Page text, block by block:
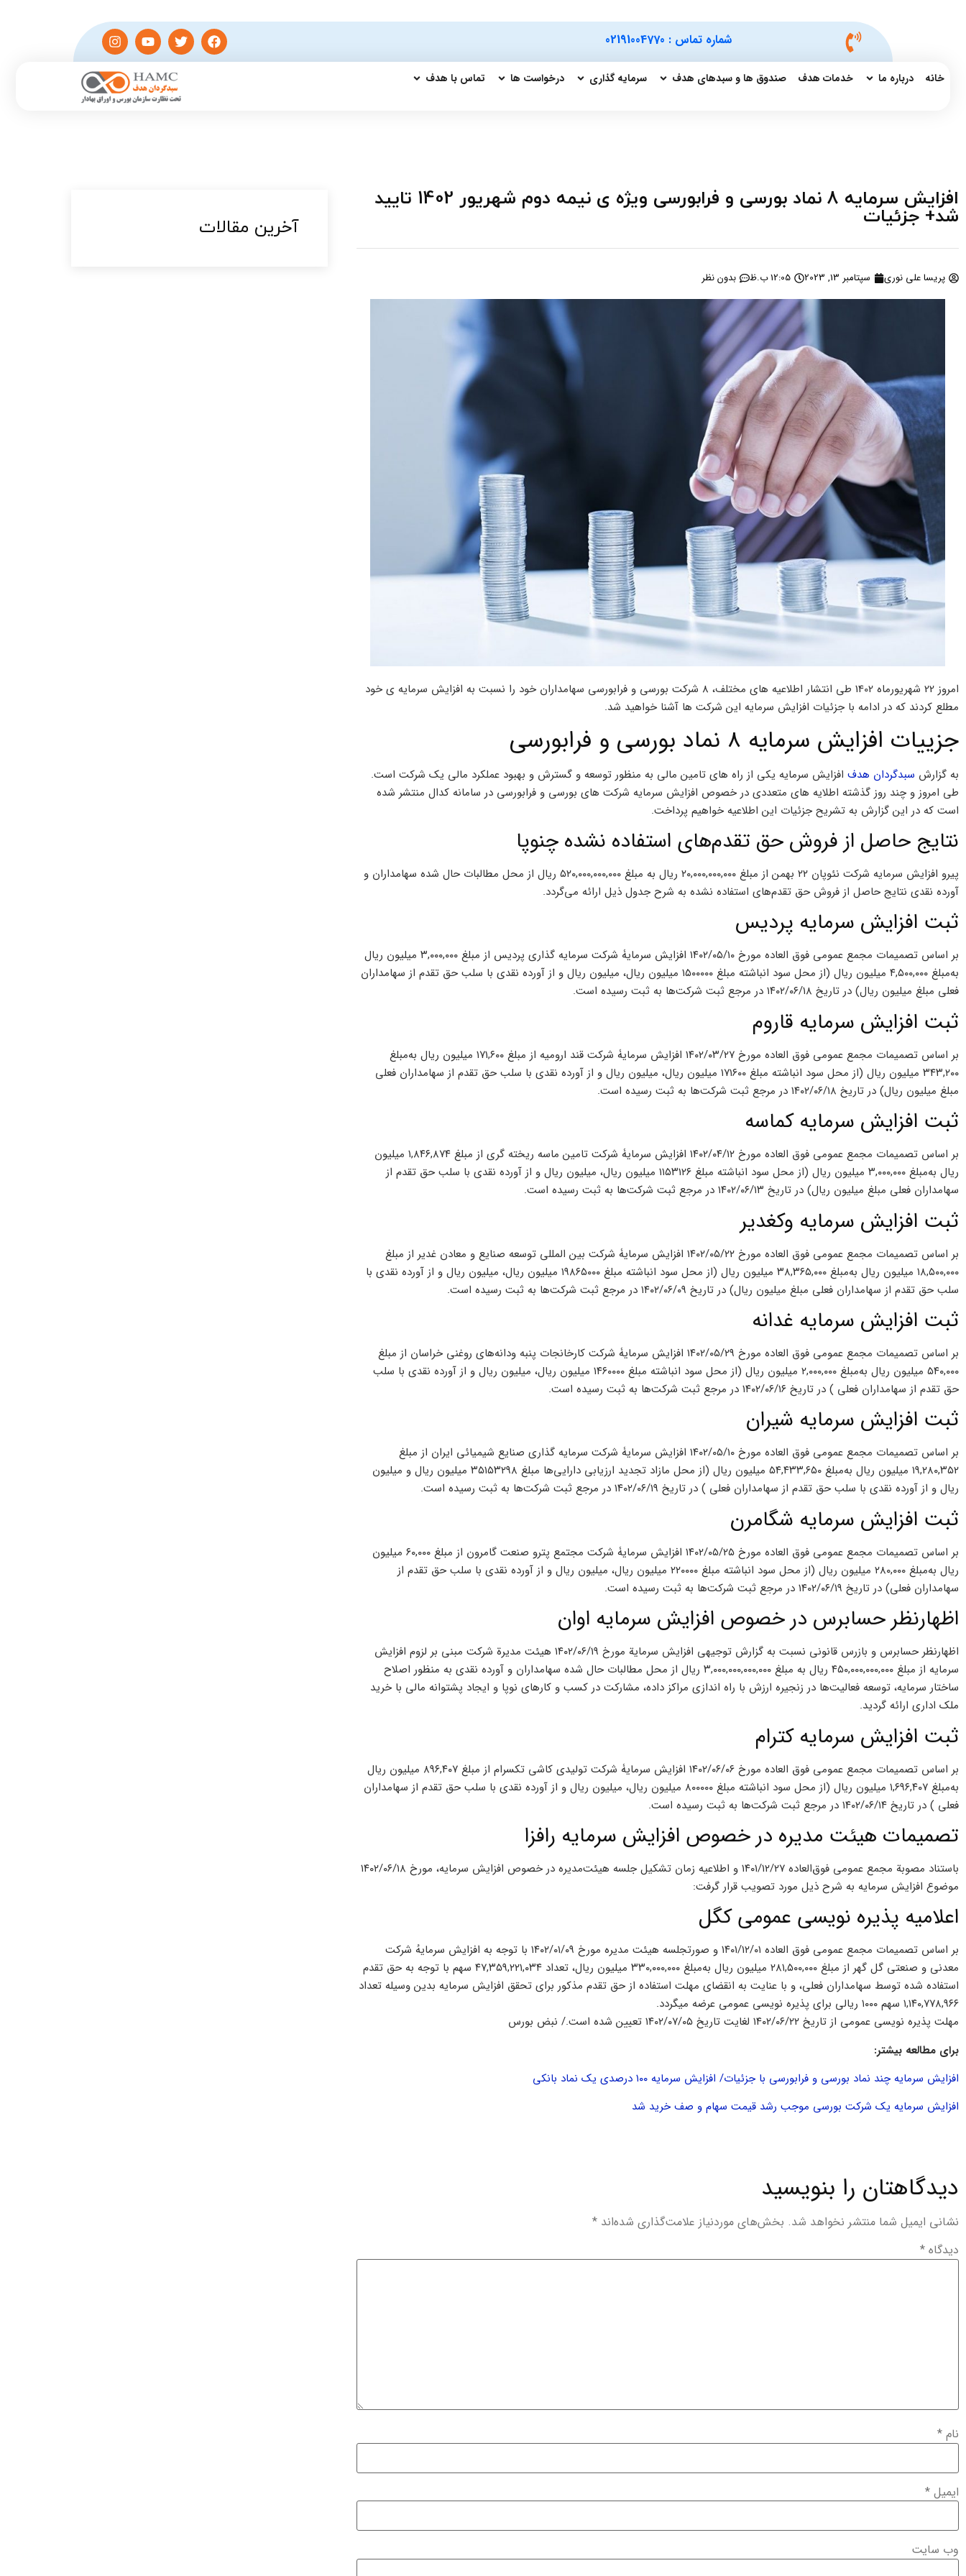
شماره تماس : 02191004770
خانه درباره ما خدمات هدف صندوق ها و سبدهای هدف سرمایه گذاری درخواست ها تماس با هدف
افزایش سرمایه 8 نماد بورسی و فرابورسی ویژه ی نیمه دوم شهریور 1402 تایید
شد+ جزئیات
پریسا علی نوری سپتامبر 13, 2023 12:05 ب.ظ بدون نظر
امروز 22 شهریورماه 1402 طی انتشار اطلاعیه های مختلف، 8 شرکت بورسی و فرابورسی سهامداران خود را نسبت به افزایش سرمایه ی خود
مطلع کردند که در ادامه با جزئیات افزایش سرمایه این شرکت ها آشنا خواهید شد.
جزییات افزایش سرمایه 8 نماد بورسی و فرابورسی
به گزارش سبدگردان هدف افزایش سرمایه یکی از راه‌ های تامین مالی به منظور توسعه و گسترش و بهبود عملکرد مالی یک شرکت است.
طی امروز و چند روز گذشته اطلایه های متعددی در خصوص افزایش سرمایه شرکت های بورسی و فرابورسی در سامانه کدال منتشر شده
است که در این گزارش به تشریح جزئیات این اطلاعیه خواهیم پرداخت.
نتایج حاصل از فروش حق تقدم‌های استفاده نشده چنوپا
پیرو افزایش سرمایه شرکت نئوپان ۲۲ بهمن از مبلغ ۲۰,۰۰۰,۰۰۰,۰۰۰ ریال به مبلغ ۵۲۰,۰۰۰,۰۰۰,۰۰۰ ریال از محل مطالبات حال شده سهامداران و
آورده نقدی نتایج حاصل از فروش حق تقدم‌های استفاده نشده به شرح جدول ذیل ارائه می‌گردد.
ثبت افزایش سرمایه پردیس
بر اساس تصمیمات مجمع عمومی فوق العاده مورخ ۱۴۰۲/۰۵/۱۰ افزایش سرمایۀ شرکت سرمایه گذاری پردیس از مبلغ ۳,۰۰۰,۰۰۰ میلیون ریال
به‌مبلغ ۴,۵۰۰,۰۰۰ میلیون ریال (از محل سود انباشته مبلغ ۱۵۰۰۰۰۰ میلیون ریال، میلیون ریال و از آورده نقدی با سلب حق تقدم از سهامداران
فعلی مبلغ میلیون ریال) در تاریخ ۱۴۰۲/۰۶/۱۸ در مرجع ثبت شرکت‌ها به ثبت رسیده است.
ثبت افزایش سرمایه قاروم
بر اساس تصمیمات مجمع عمومی فوق العاده مورخ ۱۴۰۲/۰۳/۲۷ افزایش سرمایۀ شرکت قند ارومیه از مبلغ ۱۷۱,۶۰۰ میلیون ریال به‌مبلغ
۳۴۳,۲۰۰ میلیون ریال (از محل سود انباشته مبلغ ۱۷۱۶۰۰ میلیون ریال، میلیون ریال و از آورده نقدی با سلب حق تقدم از سهامداران فعلی
مبلغ میلیون ریال) در تاریخ ۱۴۰۲/۰۶/۱۸ در مرجع ثبت شرکت‌ها به ثبت رسیده است.
ثبت افزایش سرمایه کماسه
بر اساس تصمیمات مجمع عمومی فوق العاده مورخ ۱۴۰۲/۰۴/۱۲ افزایش سرمایۀ شرکت تامین ماسه ریخته گری از مبلغ ۱,۸۴۶,۸۷۴ میلیون
ریال به‌مبلغ ۳,۰۰۰,۰۰۰ میلیون ریال (از محل سود انباشته مبلغ ۱۱۵۳۱۲۶ میلیون ریال، میلیون ریال و از آورده نقدی با سلب حق تقدم از
سهامداران فعلی مبلغ میلیون ریال) در تاریخ ۱۴۰۲/۰۶/۱۳ در مرجع ثبت شرکت‌ها به ثبت رسیده است.
ثبت افزایش سرمایه وکغدیر
بر اساس تصمیمات مجمع عمومی فوق العاده مورخ ۱۴۰۲/۰۵/۲۲ افزایش سرمایۀ شرکت بین المللی توسعه صنایع و معادن غدیر از مبلغ
۱۸,۵۰۰,۰۰۰ میلیون ریال به‌مبلغ ۳۸,۳۶۵,۰۰۰ میلیون ریال (از محل سود انباشته مبلغ ۱۹۸۶۵۰۰۰ میلیون ریال، میلیون ریال و از آورده نقدی با
سلب حق تقدم از سهامداران فعلی مبلغ میلیون ریال) در تاریخ ۱۴۰۲/۰۶/۰۹ در مرجع ثبت شرکت‌ها به ثبت رسیده است.
ثبت افزایش سرمایه غدانه
بر اساس تصمیمات مجمع عمومی فوق العاده مورخ ۱۴۰۲/۰۵/۲۹ افزایش سرمایۀ شرکت کارخانجات پنبه ودانه‌های روغنی خراسان از مبلغ
۵۴۰,۰۰۰ میلیون ریال به‌مبلغ ۲,۰۰۰,۰۰۰ میلیون ریال (از محل سود انباشته مبلغ ۱۴۶۰۰۰۰ میلیون ریال، میلیون ریال و از آورده نقدی با سلب
حق تقدم از سهامداران فعلی ) در تاریخ ۱۴۰۲/۰۶/۱۶ در مرجع ثبت شرکت‌ها به ثبت رسیده است.
ثبت افزایش سرمایه شیران
بر اساس تصمیمات مجمع عمومی فوق العاده مورخ ۱۴۰۲/۰۵/۱۰ افزایش سرمایۀ شرکت سرمایه گذاری صنایع شیمیائی ایران از مبلغ
۱۹,۲۸۰,۳۵۲ میلیون ریال به‌مبلغ ۵۴,۴۳۳,۶۵۰ میلیون ریال (از محل مازاد تجدید ارزیابی دارایی‌ها مبلغ ۳۵۱۵۳۲۹۸ میلیون ریال و میلیون
ریال و از آورده نقدی با سلب حق تقدم از سهامداران فعلی ) در تاریخ ۱۴۰۲/۰۶/۱۹ در مرجع ثبت شرکت‌ها به ثبت رسیده است.
ثبت افزایش سرمایه شگامرن
بر اساس تصمیمات مجمع عمومی فوق العاده مورخ ۱۴۰۲/۰۵/۲۵ افزایش سرمایۀ شرکت مجتمع پترو صنعت گامرون از مبلغ ۶۰,۰۰۰ میلیون
ریال به‌مبلغ ۲۸۰,۰۰۰ میلیون ریال (از محل سود انباشته مبلغ ۲۲۰۰۰۰ میلیون ریال، میلیون ریال و از آورده نقدی با سلب حق تقدم از
سهامداران فعلی) در تاریخ ۱۴۰۲/۰۶/۱۹ در مرجع ثبت شرکت‌ها به ثبت رسیده است.
اظهارنظر حسابرس در خصوص افزایش سرمایه اوان
اظهارنظر حسابرس و بازرس قانونی نسبت به گزارش توجیهی افزایش سرمایة مورخ ۱۴۰۲/۰۶/۱۹ هیئت مدیرة شرکت مبنی بر لزوم افزایش
سرمایه از مبلغ ۴۵۰,۰۰۰,۰۰۰,۰۰۰ ریال به مبلغ ۳,۰۰۰,۰۰۰,۰۰۰,۰۰۰ ریال از محل مطالبات حال شده سهامداران و آورده نقدی به منظور اصلاح
ساختار سرمایه، توسعه فعالیت‌ها در زنجیره ارزش با راه اندازی مراکز داده، مشارکت در کسب و کار‌های نوپا و ایجاد پشتوانه مالی با خرید
ملک اداری ارائه گردید.
ثبت افزایش سرمایه کترام
بر اساس تصمیمات مجمع عمومی فوق العاده مورخ ۱۴۰۲/۰۶/۰۶ افزایش سرمایۀ شرکت تولیدی کاشی تکسرام از مبلغ ۸۹۶,۴۰۷ میلیون ریال
به‌مبلغ ۱,۶۹۶,۴۰۷ میلیون ریال (از محل سود انباشته مبلغ ۸۰۰۰۰۰ میلیون ریال، میلیون ریال و از آورده نقدی با سلب حق تقدم از سهامداران
فعلی ) در تاریخ ۱۴۰۲/۰۶/۱۴ در مرجع ثبت شرکت‌ها به ثبت رسیده است.
تصمیمات هیئت‌ مدیره در خصوص افزایش سرمایه رافزا
باستناد مصوبة مجمع عمومی فوق‌العاده ۱۴۰۱/۱۲/۲۷ و اطلاعیه زمان تشکیل جلسه هیئت‌مدیره در خصوص افزایش سرمایه، مورخ ۱۴۰۲/۰۶/۱۸
موضوع افزایش سرمایه به شرح ذیل مورد تصویب قرار گرفت:
اعلامیه پذیره نویسی عمومی کگل
بر اساس تصمیمات مجمع عمومی فوق العاده ۱۴۰۱/۱۲/۰۱ و صورتجلسه هیئت مدیره مورخ ۱۴۰۲/۰۱/۰۹ با توجه به افزایش سرمایهُ شرکت
معدنی و صنعتی گل گهر از مبلغ ۲۸۱,۵۰۰,۰۰۰ میلیون ریال به‌مبلغ ۳۳۰,۰۰۰,۰۰۰ میلیون ریال، تعداد ۴۷,۳۵۹,۲۲۱,۰۳۴ سهم با توجه به حق تقدم
استفاده شده توسط سهامداران فعلی، و با عنایت به انقضای مهلت استفاده از حق تقدم مذکور برای تحقق افزایش سرمایه بدین وسیله تعداد
۱,۱۴۰,۷۷۸,۹۶۶ سهم ۱۰۰۰ ریالی برای پذیره نویسی عمومی عرضه میگردد.
مهلت پذیره نویسی عمومی از تاریخ ۱۴۰۲/۰۶/۲۲ لغایت تاریخ ۱۴۰۲/۰۷/۰۵ تعیین شده است./ نبض بورس
برای مطالعه بیشتر:
افزایش سرمایه چند نماد بورسی و فرابورسی با جزئیات/ افزایش سرمایه ۱۰۰ درصدی یک نماد بانکی
افزایش سرمایه یک شرکت بورسی موجب رشد قیمت سهام و صف خرید شد
دیدگاهتان را بنویسید
نشانی ایمیل شما منتشر نخواهد شد. بخش‌های موردنیاز علامت‌گذاری شده‌اند *
دیدگاه *
نام *
ایمیل *
وب‌ سایت
آخرین مقالات​